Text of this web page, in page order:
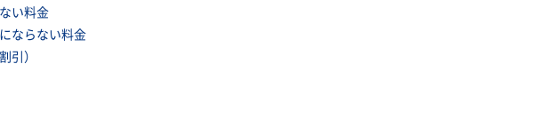
い料金
ならない料金
引）